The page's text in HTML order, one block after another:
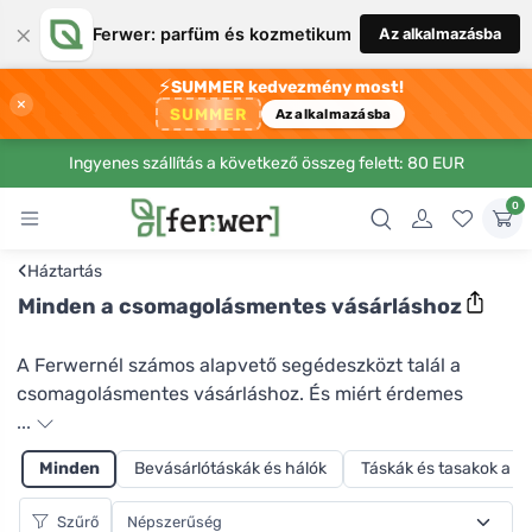
× Ferwer: parfüm és kozmetikum Az alkalmazásba
×
⚡SUMMER kedvezmény most!
SUMMER Az alkalmazásba
Ingyenes szállítás a következő összeg felett: 80 EUR
0
‹Háztartás
Minden a csomagolásmentes vásárláshoz
A Ferwernél számos alapvető segédeszközt talál a
csomagolásmentes vásárláshoz. És miért érdemes
csomagolás nélkül vásárolni? Először is azért, mert ha
saját zacskókat használ a pékáruk, zöldségek és egyéb
termékek csomagolásához, jelentősen csökkenti a
műanyag és műanyag hulladék keletkezését. Mint
...
Minden Bevásárlótáskák és hálók Táskák és tasakok a
Szűrő